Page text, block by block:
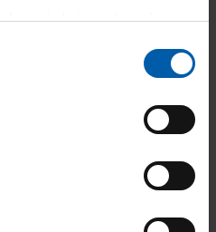
sind eine notwendige
etwa zur Auswahl und
Angebote, Anzeigen
und Ihres
in Deutschland
17.06.2026